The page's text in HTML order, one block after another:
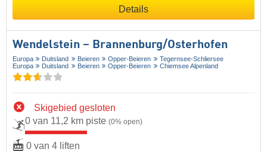
Details
Wendelstein – Brannenburg/​Osterhofen
Europa Duitsland Beieren Opper-Beieren
Tegernsee-Schliersee
Europa
Duitsland Beieren Opper-Beieren Chiemsee Alpenland
Skigebied gesloten
0 van 11,2 km piste (0% open)
0 van 4 liften